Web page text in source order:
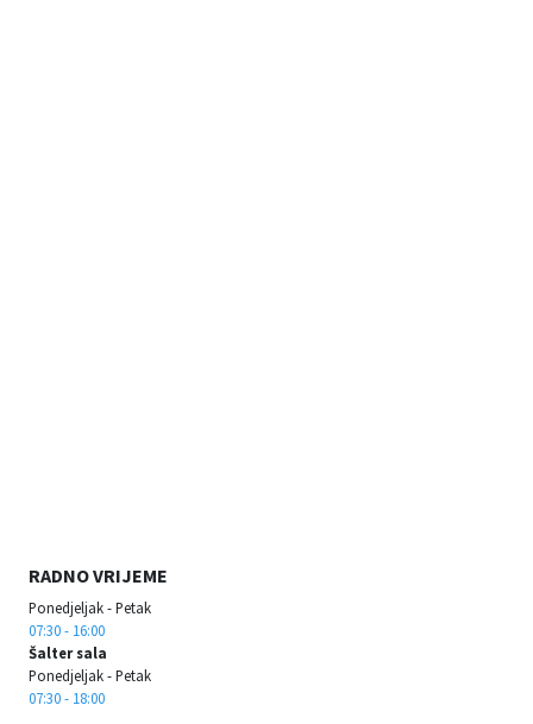
RADNO VRIJEME
Ponedjeljak - Petak
07:30 - 16:00
Šalter sala
Ponedjeljak - Petak
07:30 - 18:00